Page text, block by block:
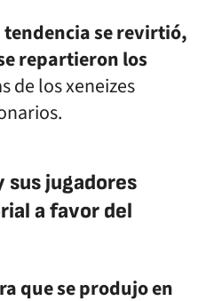
se revirtió,
repartieron los
de los xeneizes
sus jugadores
a favor del
que se produjo en